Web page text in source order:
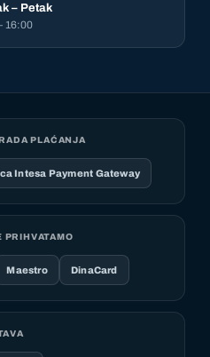
– Petak
16:00
PLAĆANJA
Intesa Payment Gateway
PRIHVATAMO
Maestro DinaCard